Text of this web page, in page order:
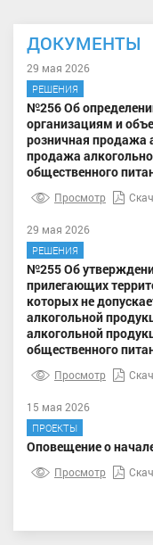
ДОКУМЕНТЫ
29 мая 2026
РЕШЕНИЯ
№256 Об
организациям и
розничная продажа
продажа
общественного
Просмотр
29 мая 2026
РЕШЕНИЯ
№255 Об
прилегающих
которых не
алкогольной
алкогольной
общественного
Просмотр
15 мая 2026
ПРОЕКТЫ
Оповещение о
Просмотр